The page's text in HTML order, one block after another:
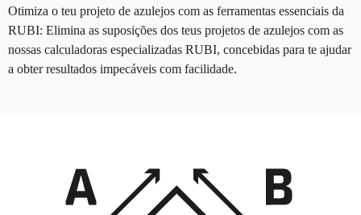
Otimiza o teu projeto de azulejos com as ferramentas essenciais da
RUBI: Elimina as suposições dos teus projetos de azulejos com as
nossas calculadoras especializadas RUBI, concebidas para te ajudar
a obter resultados impecáveis com facilidade.